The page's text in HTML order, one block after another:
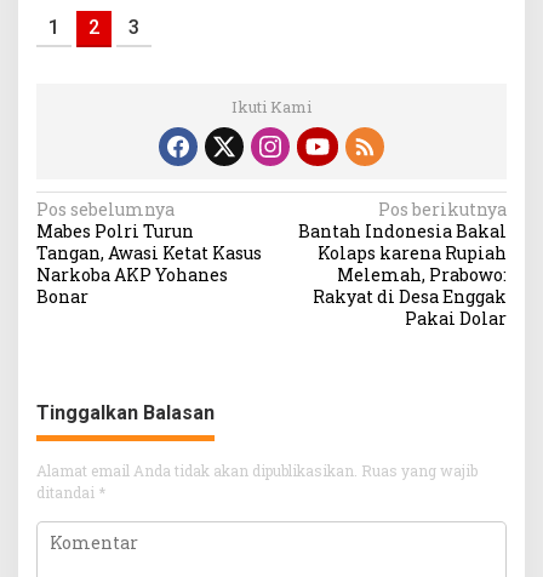
1 2 3
Ikuti Kami
Navigasi
pos
Pos sebelumnya
Mabes Polri Turun
Tangan, Awasi Ketat Kasus
Narkoba AKP Yohanes
Bonar
Pos berikutnya
Bantah Indonesia Bakal
Kolaps karena Rupiah
Melemah, Prabowo:
Rakyat di Desa Enggak
Pakai Dolar
Tinggalkan Balasan
Alamat email Anda tidak akan dipublikasikan. Ruas yang wajib
ditandai *